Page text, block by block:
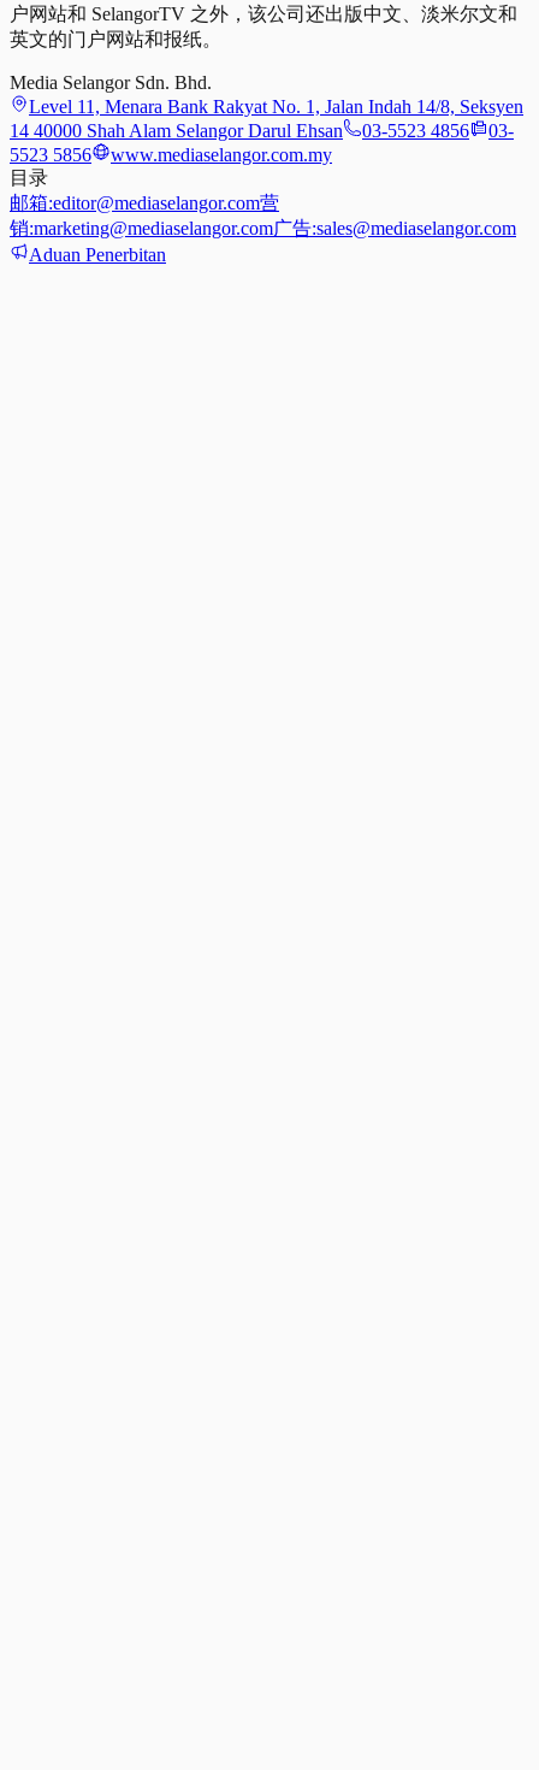
户网站和 SelangorTV 之外，该公司还出版中文、淡米尔文和
英文的门户网站和报纸。
Media Selangor Sdn. Bhd.
Level 11, Menara Bank Rakyat No. 1, Jalan Indah 14/8, Seksyen
14 40000 Shah Alam Selangor Darul Ehsan
03-5523 4856
03-
5523 5856
www.mediaselangor.com.my
目录
邮箱:editor@mediaselangor.com营
销:marketing@mediaselangor.com广告:sales@mediaselangor.com
Aduan Penerbitan